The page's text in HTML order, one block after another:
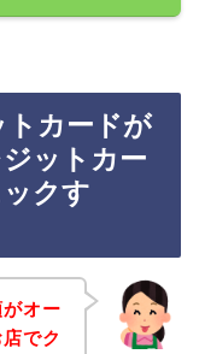
トカードが
ットカー
クす
オー
でク